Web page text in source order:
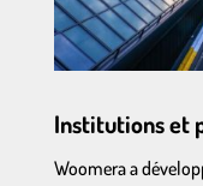
Institutions et
Woomera a